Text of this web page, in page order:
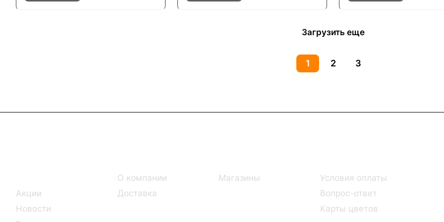
Загрузить еще
1 2 3
Акции
Новости
О компании
Доставка
Магазины
Условия оплаты
Вопрос-ответ
Карты цветов